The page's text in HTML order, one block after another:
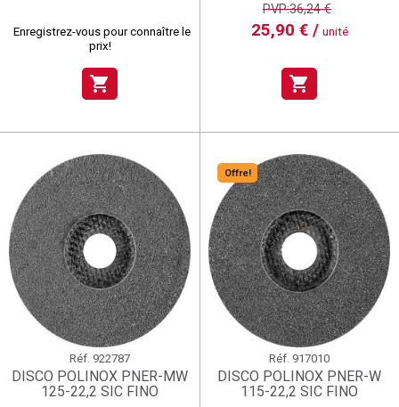
Enregistrez-vous pour connaître le
prix!
shopping_cart
PVP:36,24 €
25,90 € / unité
shopping_cart
Réf. 922787
DISCO POLINOX PNER-MW
125-22,2 SIC FINO
Offre!
Réf. 917010
DISCO POLINOX PNER-W
115-22,2 SIC FINO